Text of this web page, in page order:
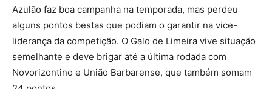
Azulão faz boa campanha na temporada, mas perdeu
alguns pontos bestas que podiam o garantir na vice-
liderança da competição. O Galo de Limeira vive situação
semelhante e deve brigar até a última rodada com
Novorizontino e União Barbarense, que também somam